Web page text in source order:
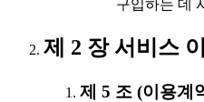
구입하는 데
제 2 장 서비스
제 5 조 (이용계